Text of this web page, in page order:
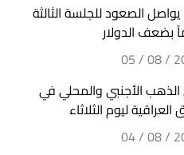
الصعود للجلسة الثالثة
بضعف الدولار
الأجنبي والمحلي في
العراقية ليوم الثلاثاء